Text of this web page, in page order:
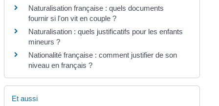
Naturalisation française : quels documents
fournir si l'on vit en couple ?
Naturalisation : quels justificatifs pour les enfants
mineurs ?
Nationalité française : comment justifier de son
niveau en français ?
Et aussi